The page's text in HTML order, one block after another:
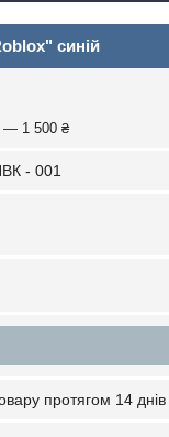
синій
— 1 500 ₴
- 001
протягом 14 днів